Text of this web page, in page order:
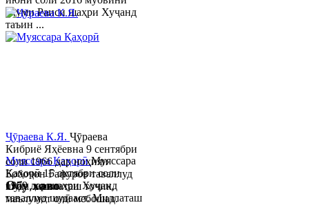
якуми Раиси шаҳри Хуҷанд
таъин ...
Муяссара ҚаҳорӣМуяссара
Қаҳорӣ 15 октябри соли
1979 дар шаҳри Хуҷанд
таваллуд шудааст. Миллаташ
Ҷӯраева К.Я. Ҷӯраева
Кибриё Яҳёевна 9 сентябри
соли 1966 дар ноҳияи
Бобоҷон Ғафуров таваллуд
шуда, миллаташ тоҷик,
маълумот олӣ мебошад.
Обу хаво